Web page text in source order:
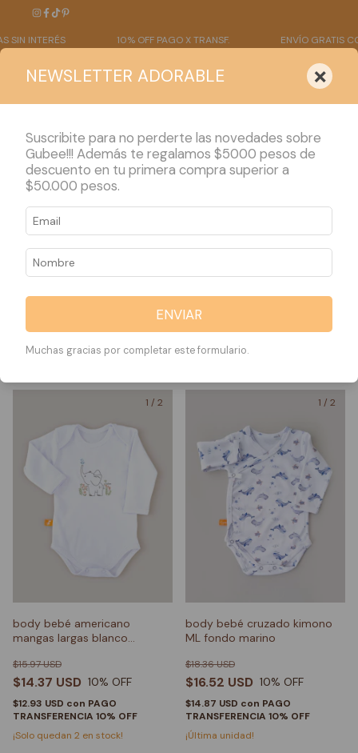
10% OFF PAGO X TRANSF. ENVÍO GRATIS
PRODUCTOS
BODYS 36 productos
1 / 2
body bebé americano
mangas largas blanco
$14.37 USD
$15.97 USD
10% OFF
$12.93 USD con PAGO
TRANSFERENCIA 10% OFF
¡Solo quedan 2 en stock!
1 / 2
body bebé cruzado kimono
ML fondo marino
$16.52 USD
$18.36 USD
10% OFF
$14.87 USD con PAGO
TRANSFERENCIA 10% OFF
¡Última unidad!
NEWSLETTER ADORABLE ×
Suscribite para no perderte las novedades sobre
Gubee!!! Además te regalamos $5000 pesos de
descuento en tu primera compra superior a
$50.000 pesos.
ENVIAR
Muchas gracias por completar este formulario.